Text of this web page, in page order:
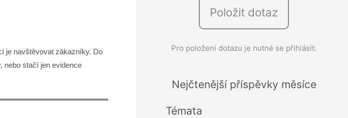
je navštěvovat zákazníky. Do
nebo stačí jen evidence
Položit dotaz
Pro položení dotazu je nutné se přihlásit.
Nejčtenější příspěvky měsíce
Témata